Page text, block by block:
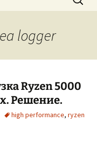
logger
Ryzen 5000
Решение.
high performance, ryzen